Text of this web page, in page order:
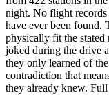
night. No flight
have ever been found.
physically fit the stated
joked during the drive
they only learned of
contradiction that
they already knew.